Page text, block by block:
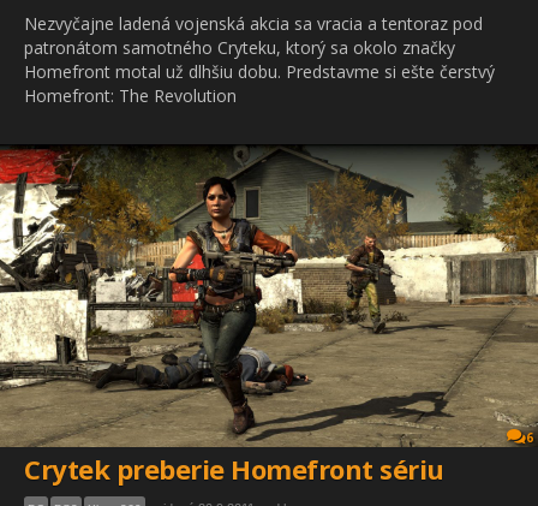
Nezvyčajne ladená vojenská akcia sa vracia a tentoraz pod
patronátom samotného Cryteku, ktorý sa okolo značky
Homefront motal už dlhšiu dobu. Predstavme si ešte čerstvý
Homefront: The Revolution
6
Crytek preberie Homefront sériu